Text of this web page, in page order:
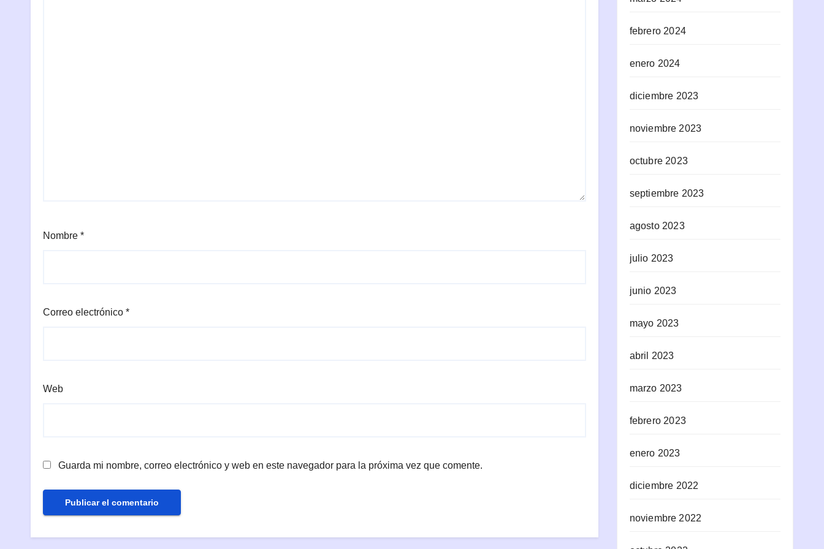
Nombre *
Correo electrónico *
Web
Guarda mi nombre, correo electrónico y web en este navegador para la próxima vez que comente.
febrero 2024
enero 2024
diciembre 2023
noviembre 2023
octubre 2023
septiembre 2023
agosto 2023
julio 2023
junio 2023
mayo 2023
abril 2023
marzo 2023
febrero 2023
enero 2023
diciembre 2022
noviembre 2022